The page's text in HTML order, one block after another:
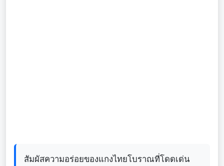
สัมผัสความอร่อยของแกงไทยโบราณที่โดดเด่น